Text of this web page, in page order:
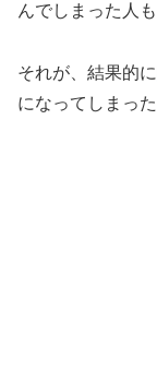
んでしまった人も
それが、結果的に
になってしまっ